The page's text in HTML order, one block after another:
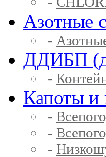
Азотные
-
ДДИБП
-
Капоты и
-
-
-